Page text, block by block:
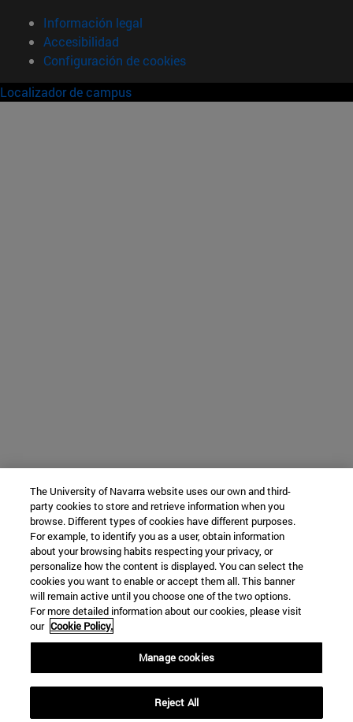
Información legal
Accesibilidad
Configuración de cookies
Localizador de campus
The University of Navarra website uses our own and third-
party cookies to store and retrieve information when you
browse. Different types of cookies have different purposes.
For example, to identify you as a user, obtain information
about your browsing habits respecting your privacy, or
personalize how the content is displayed. You can select the
cookies you want to enable or accept them all. This banner
will remain active until you choose one of the two options.
For more detailed information about our cookies, please visit
our Cookie Policy.
Manage cookies
Reject All